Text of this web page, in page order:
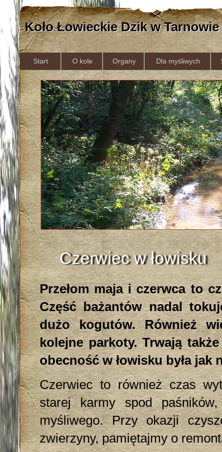
Koło Łowieckie Dzik w Tarnowie
Start O kole Organy Dla myśliwych
Czerwiec w łowisku
Przełom maja i czerwca to
Część bażantów nadal
dużo kogutów. Również
kolejne parkoty. Trwają
obecność w łowisku była
Czerwiec to również czas
starej karmy spod
myśliwego. Przy okazji
zwierzyny, pamiętajmy o